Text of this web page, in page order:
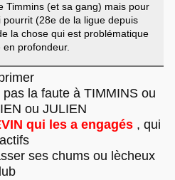
Timmins (et sa gang) mais pour
(28e de la ligue depuis
la chose qui est problématique
profondeur.
la faute à TIMMINS ou
ou JULIEN
qui les a engagés , qui
ses chums ou lècheux